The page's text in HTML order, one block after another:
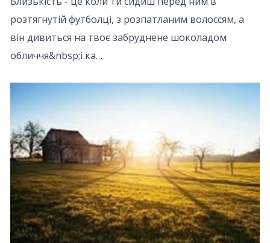
розтягнутій футболці, з розпатланим волоссям, а
він дивиться на твоє забруднене шоколадом
обличчя&nbsp;і ка…